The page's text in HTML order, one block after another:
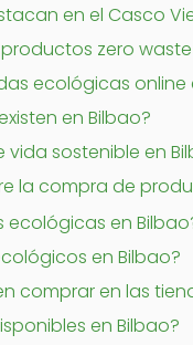
en el Casco
zero
ecológicas online
en Bilbao?
sostenible en
la compra de
en
en Bilbao?
comprar en las
en Bilbao?